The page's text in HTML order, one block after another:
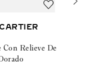
Relieve De